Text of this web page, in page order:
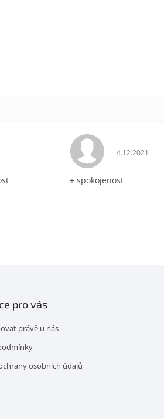
je 5 z 5 hvězdiček. Hodnocení
4.12.2021
+ spokojenost
pro vás
právě u nás
osobních údajů